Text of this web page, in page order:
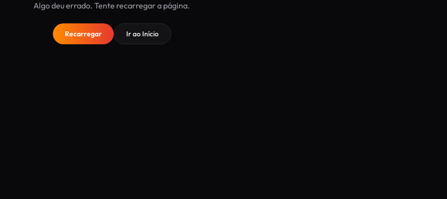
Algo deu errado. Tente recarregar a página.
Recarregar Ir ao Início